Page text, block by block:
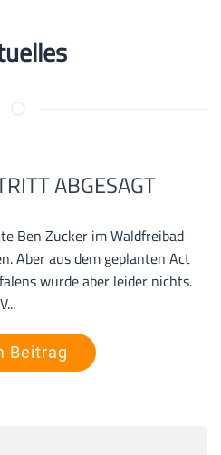
ABGESAGT
Ben Zucker im Waldfreibad
Aber aus dem geplanten Act
wurde aber leider nichts.
Beitrag